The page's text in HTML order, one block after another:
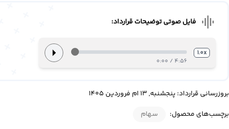
graphic_eq فایل صوتی توضیحات قرارداد:
1.0x
4:56 / 0:00
arrow_right
بروزرسانی قرارداد: پنجشنبه, 13 ام فروردین 1405
برچسب‌های محصول:
سهام